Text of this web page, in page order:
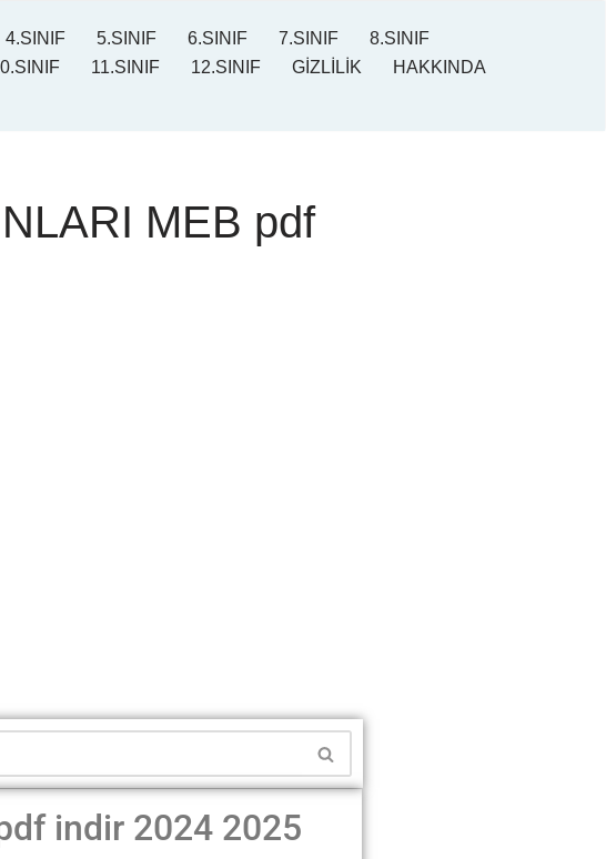
4.SINIF 5.SINIF 6.SINIF 7.SINIF
8.SINIF
11.SINIF 12.SINIF GİZLİLİK
HAKKINDA
MEB pdf
indir 2024 2025